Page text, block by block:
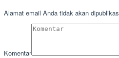
Alamat email Anda tidak akan
Komentar